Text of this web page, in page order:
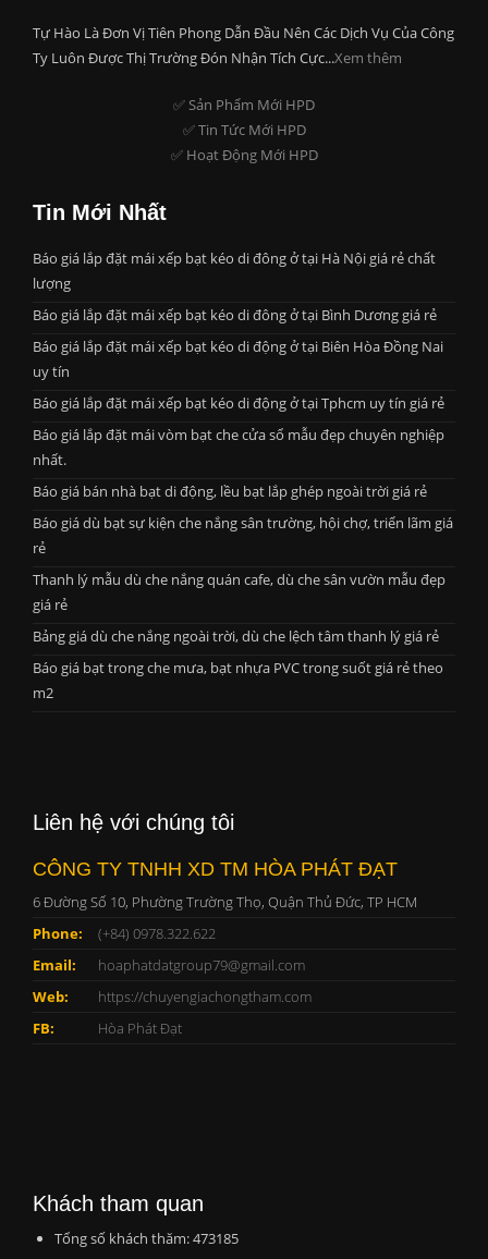
Tự Hào Là Đơn Vị Tiên Phong Dẫn Đầu Nên Các Dịch Vụ Của Công
Ty Luôn Được Thị Trường Đón Nhận Tích Cực...Xem thêm
✅ Sản Phẩm Mới HPD
✅ Tin Tức Mới HPD
✅ Hoạt Động Mới HPD
Tin Mới Nhất
Báo giá lắp đặt mái xếp bạt kéo di đông ở tại Hà Nội giá rẻ chất
lượng
Báo giá lắp đặt mái xếp bạt kéo di đông ở tại Bình Dương giá rẻ
Báo giá lắp đặt mái xếp bạt kéo di động ở tại Biên Hòa Đồng Nai
uy tín
Báo giá lắp đặt mái xếp bạt kéo di động ở tại Tphcm uy tín giá rẻ
Báo giá lắp đặt mái vòm bạt che cửa sổ mẫu đẹp chuyên nghiệp
nhất.
Báo giá bán nhà bạt di động, lều bạt lắp ghép ngoài trời giá rẻ
Báo giá dù bạt sự kiện che nắng sân trường, hội chợ, triển lãm giá
rẻ
Thanh lý mẫu dù che nắng quán cafe, dù che sân vườn mẫu đẹp
giá rẻ
Bảng giá dù che nắng ngoài trời, dù che lệch tâm thanh lý giá rẻ
Báo giá bạt trong che mưa, bạt nhựa PVC trong suốt giá rẻ theo
m2
Liên hệ với chúng tôi
CÔNG TY TNHH XD TM HÒA PHÁT ĐẠT
6 Đường Số 10, Phường Trường Thọ, Quận Thủ Đức, TP HCM
Phone:
(+84) 0978.322.622
Email:
hoaphatdatgroup79@gmail.com
Web:
https://chuyengiachongtham.com
FB:
Hòa Phát Đạt
Khách tham quan
Tổng số khách thăm: 473185